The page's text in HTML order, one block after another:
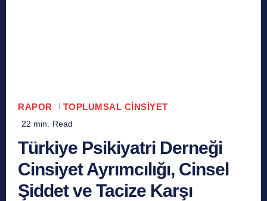
RAPOR TOPLUMSAL CINSIYET
22 min. Read
Türkiye Psikiyatri Derneği
Cinsiyet Ayrımcılığı, Cinsel
Şiddet ve Tacize Karşı